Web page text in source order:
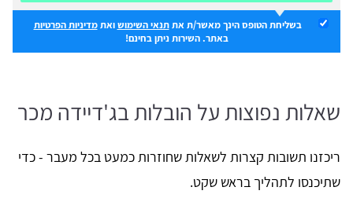
בשליחת הטופס הינך מאשר/ת אתתנאי השימושואתמדיניות הפרטיות
באתר. השירות ניתן בחינם!
שאלות נפוצות על הובלות בג'דיידה מכר
ריכזנו תשובות קצרות לשאלות שחוזרות כמעט בכל מעבר - כדי
שתיכנסו לתהליך בראש שקט.